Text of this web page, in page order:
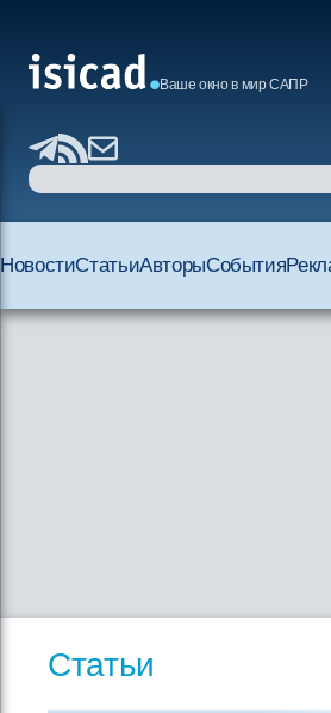
Ваше окно в мир САПР
НовостиСтатьиАвторыСобытия
Статьи